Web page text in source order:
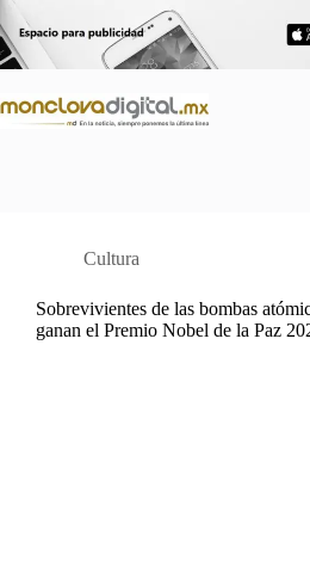
al
contenido
Cultura
Sobrevivientes de las bombas
ganan el Premio Nobel de la Paz